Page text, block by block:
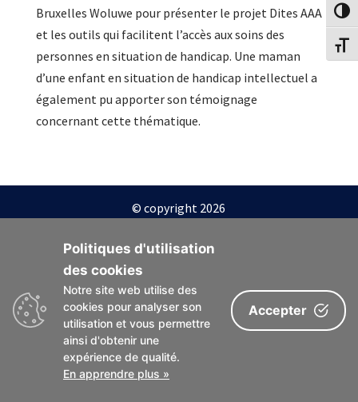
Bruxelles Woluwe pour présenter le projet Dites AAA
et les outils qui facilitent l’accès aux soins des
personnes en situation de handicap. Une maman
d’une enfant en situation de handicap intellectuel a
également pu apporter son témoignage
concernant cette thématique.
© copyright 2026
Politiques d'utilisation
des cookies
Notre site web utilise des
cookies pour analyser son
utilisation et vous permettre
ainsi d'obtenir une
expérience de qualité.
En apprendre plus »
Accepter